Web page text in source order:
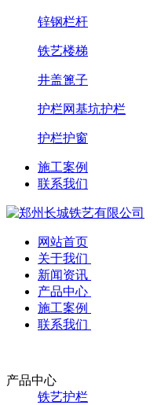
锌钢栏杆
铁艺楼梯
井盖篦子
护栏网基坑护栏
护栏护窗
施工案例
联系我们
网站首页
关于我们
新闻资讯
产品中心
施工案例
联系我们
产品中心
铁艺护栏